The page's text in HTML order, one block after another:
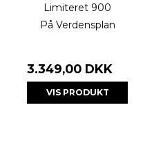
Limiteret 900
På Verdensplan
3.349,00 DKK
VIS PRODUKT